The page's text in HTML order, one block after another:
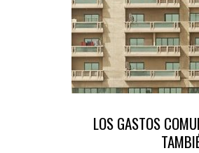
LOS GASTOS